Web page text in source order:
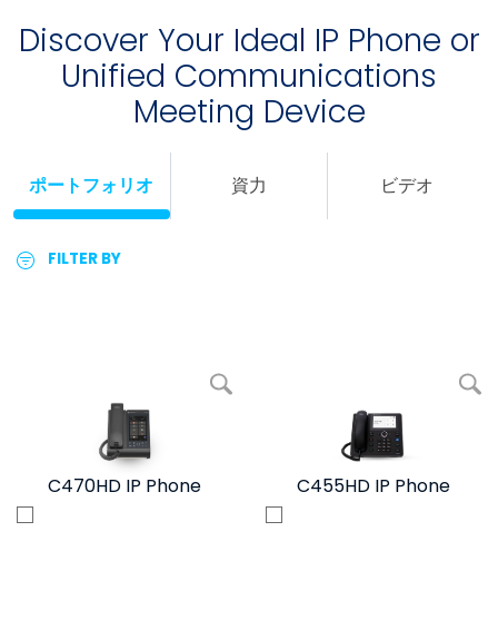
Discover Your Ideal IP Phone or
Unified Communications
Meeting Device
ポートフォリオ 資力 ビデオ
FILTER BY
写真を拡大 C470HD IP Phone
C470HD IP Phone
写真を拡大
C455HD IP Phone